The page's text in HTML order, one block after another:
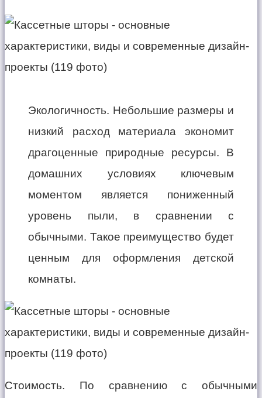
Экологичность. Небольшие размеры и
низкий расход материала экономит
драгоценные природные ресурсы. В
домашних условиях ключевым
моментом является пониженный
уровень пыли, в сравнении с
обычными. Такое преимущество будет
ценным для оформления детской
комнаты.
Стоимость. По сравнению с обычными